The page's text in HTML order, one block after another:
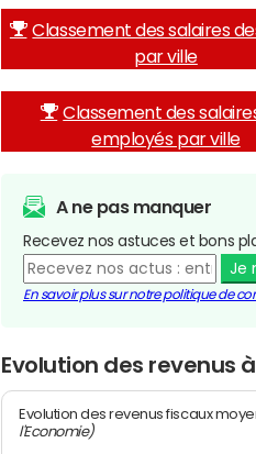
Classement des salaires
par ville
Classement des
employés par ville
A ne pas manquer
Recevez nos astuces et bons
Je
En savoir plus sur notre politique de
Evolution des revenus
Evolution des revenus fiscaux
l'Economie)